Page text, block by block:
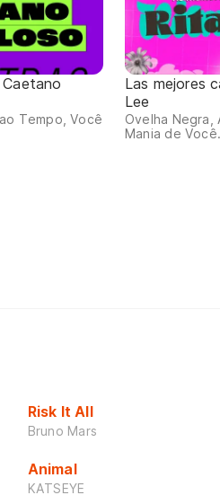
Tempo, Você
Las mejores
Lee
Ovelha Negra,
Mania de
Risk It All
Bruno Mars
Animal
KATSEYE